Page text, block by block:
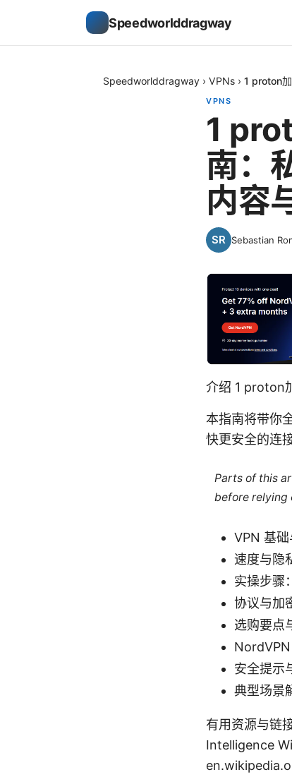
Speedworlddragway
Speedworlddragway › VPNs › 1 proton
VPNS
1
南：
内容
Sebastian
介绍 1 proton
本指南将带你
快更安全的连
Parts of this
before relying
VPN 基
速度与隐
实操步骤
协议与加
选购要点
安全提示
典型场景
有用资源与链
Intelligence